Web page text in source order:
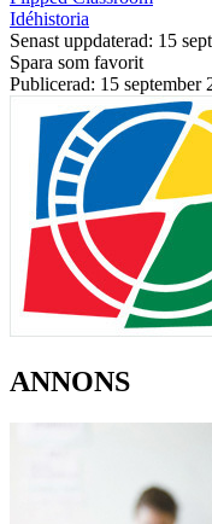
Idéhistoria
Senast uppdaterad: 15
Spara som favorit
Publicerad: 15 september
ANNONS